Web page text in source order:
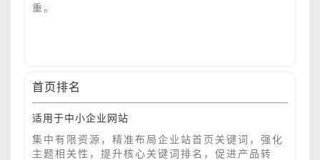
重。
首页排名
适用于中小企业网站
集中有限资源，精准布局企业站首页关键词，强化
主题相关性，提升核心关键词排名，促进产品转